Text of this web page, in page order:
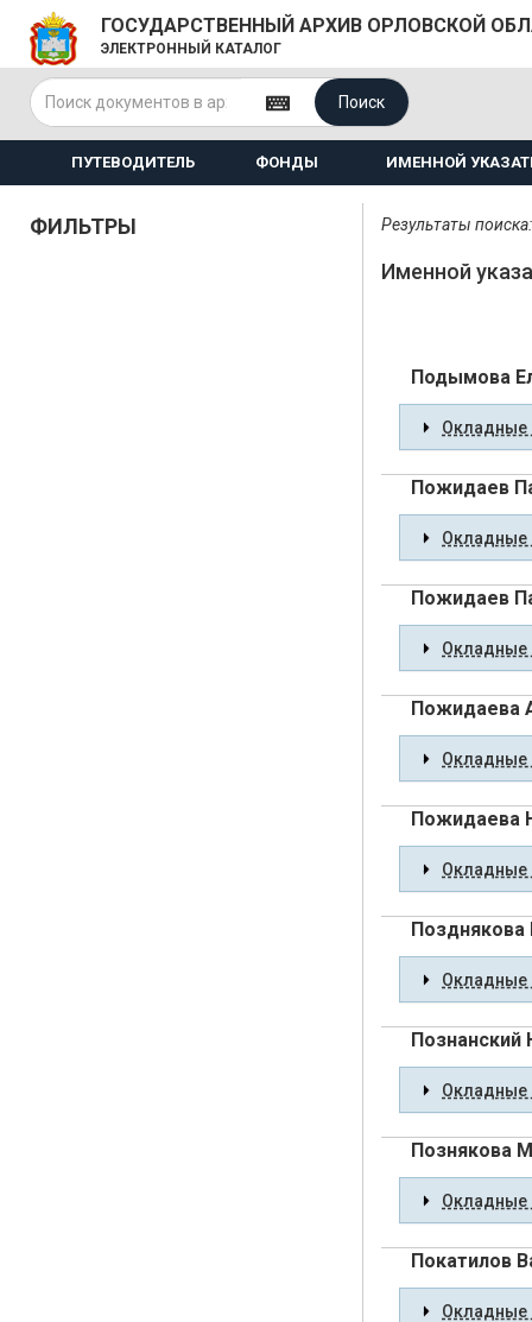
ГОСУДАРСТВЕННЫЙ АРХИВ ОРЛОВСКОЙ
ЭЛЕКТРОННЫЙ КАТАЛОГ
Поиск
ПУТЕВОДИТЕЛЬ ФОНДЫ ИМЕННОЙ
ФИЛЬТРЫ Результаты
Именной
Подымова
Окладные
Пожидаев
Окладные
Пожидаев
Окладные
Пожидаева
Окладные
Пожидаева
Окладные
Окладные
Познанский
Окладные
Познякова
Окладные
Покатилов
Окладные